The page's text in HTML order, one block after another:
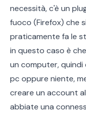
necessità, c'è un
fuoco (Firefox) che
praticamente fa le
in questo caso è
un computer,
pc oppure niente,
creare un account
abbiate una